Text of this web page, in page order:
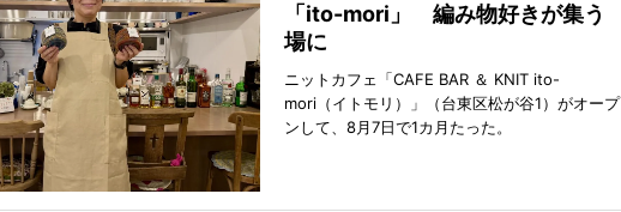
「ito-mori」 編み物好きが集う
場に
ニットカフェ「CAFE BAR ＆ KNIT ito-
mori（イトモリ）」（台東区松が谷1）がオープ
ンして、8月7日で1カ月たった。